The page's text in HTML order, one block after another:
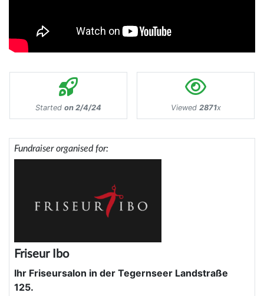
Started on 2/4/24 Viewed 2871x
Fundraiser organised for:
Friseur Ibo
Ihr Friseursalon in der Tegernseer Landstraße
125.